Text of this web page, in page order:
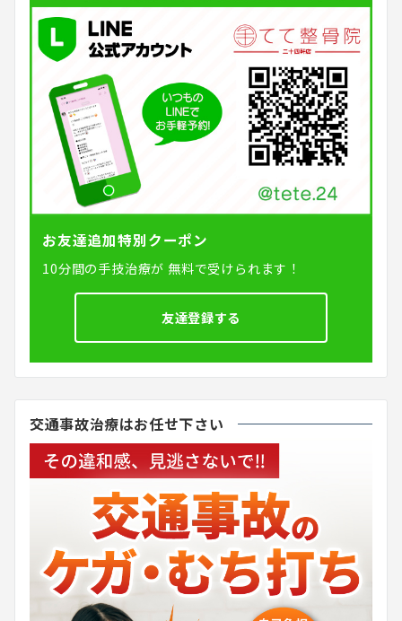
お友達追加特別クーポン
10分間の手技治療が 無料で受けられます！
友達登録する
交通事故治療はお任せ下さい